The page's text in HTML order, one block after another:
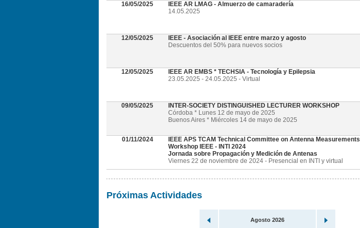
16/05/2025
IEEE AR LMAG - Almuerzo de camaradería
14.05.2025
12/05/2025
IEEE - Asociación al IEEE entre marzo y agosto
Descuentos del 50% para nuevos socios
12/05/2025
IEEE AR EMBS * TECHSIA - Tecnología y Epilepsia
23.05.2025 - 24.05.2025 - Virtual
09/05/2025
INTER-SOCIETY DISTINGUISHED LECTURER WORKSHOP
Córdoba * Lunes 12 de mayo de 2025
Buenos Aires * Miércoles 14 de mayo de 2025
01/11/2024
IEEE APS TCAM Technical Committee on Antenna Measurements
Workshop IEEE - INTI 2024
Jornada sobre Propagación y Medición de Antenas
Viernes 22 de noviembre de 2024 - Presencial en INTI y virtual
Próximas Actividades
Agosto 2026